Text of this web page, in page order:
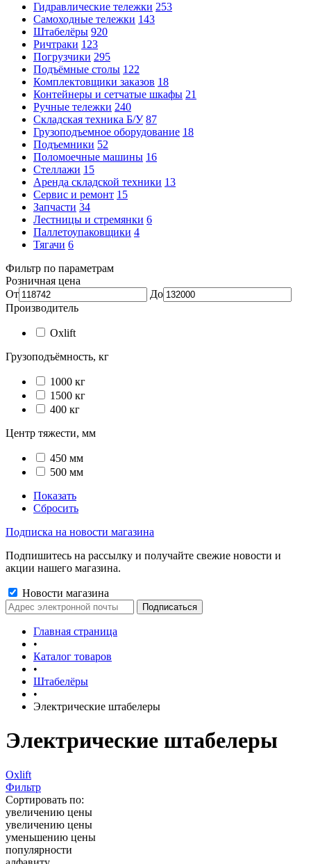
Гидравлические тележки 253
Самоходные тележки 143
Штабелёры 920
Ричтраки 123
Погрузчики 295
Подъёмные столы 122
Комплектовщики заказов 18
Контейнеры и сетчатые шкафы 21
Ручные тележки 240
Складская техника Б/У 87
Грузоподъемное оборудование 18
Подъемники 52
Поломоечные машины 16
Стеллажи 15
Аренда складской техники 13
Сервис и ремонт 15
Запчасти 34
Лестницы и стремянки 6
Паллетоупаковщики 4
Тягачи 6
Фильтр по параметрам
Розничная цена
От
До
Производитель
Oxlift
Грузоподъёмность, кг
1000 кг
1500 кг
400 кг
Центр тяжести, мм
450 мм
500 мм
Показать
Сбросить
Подписка на новости магазина
Подпишитесь на рассылку и получайте свежие новости и
акции нашего магазина.
Новости магазина
Главная страница
•
Каталог товаров
•
Штабелёры
•
Электрические штабелеры
Электрические штабелеры
Oxlift
Фильтр
Сортировать по:
увеличению цены
увеличению цены
уменьшению цены
популярности